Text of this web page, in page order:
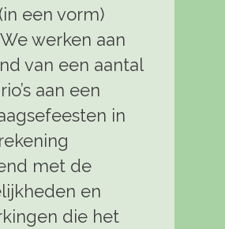
een vorm)
werken aan
van een aantal
aan een
in
met de
en
die het